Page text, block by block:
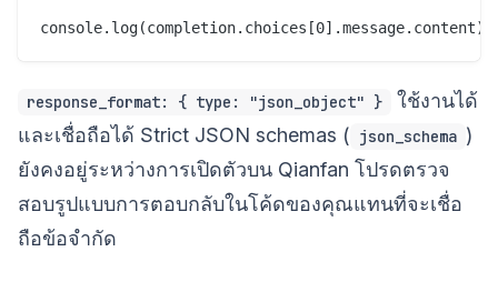
response_format: { type: "json_object" }
ใช้งานได้
และเชื่อถือได้ Strict JSON schemas ( json_schema )
ยังคงอยู่ระหว่างการเปิดตัวบน Qianfan โปรดตรวจ
สอบรูปแบบการตอบกลับในโค้ดของคุณแทนที่จะเชื่อ
ถือข้อจำกัด